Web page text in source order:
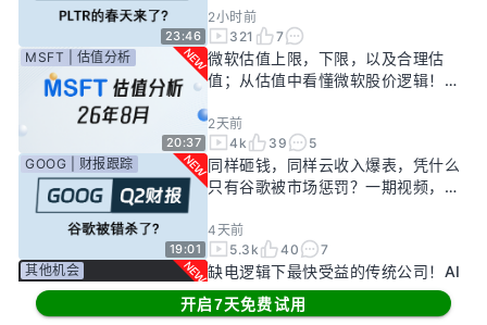
23:46
2小时前
321
7
20:37
MSFT | 估值分析
微软估值上限，下限，以及合理估
值；从估值中看懂微软股价逻辑！
2天前
4k
39 5
19:01
GOOG | 财报跟踪
同样砸钱，同样云收入爆表，凭什么
只有谷歌被市场惩罚？一期视频，告
4天前
5.3k
40
7
其他机会
缺电逻辑下最快受益的传统公司！AI
新基建龙头，大跌过后正是买入机
会？
开启7天免费试用